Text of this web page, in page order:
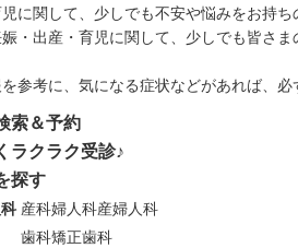
に関して、少しでも不安や悩みをお持ち
・出産・育児に関して、少しでも皆さ
参考に、気になる症状などがあれば、必
索＆予約
ラクラク受診♪
探す
産科婦人科産婦人科
歯科矯正歯科